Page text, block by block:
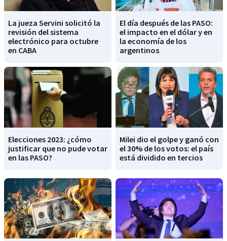
La jueza Servini solicitó la
revisión del sistema
electrónico para octubre
en CABA
El día después de las PASO:
el impacto en el dólar y en
la economía de los
argentinos
Elecciones 2023: ¿cómo
justificar que no pude votar
en las PASO?
Milei dio el golpe y ganó con
el 30% de los votos: el país
está dividido en tercios